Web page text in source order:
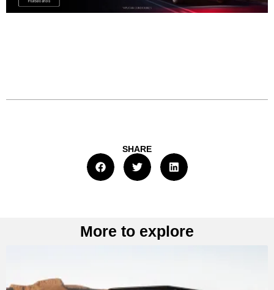
SHARE
More to explore